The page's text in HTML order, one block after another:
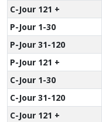
C-Jour 121 +
P-Jour 1-30
P-Jour 31-120
P-Jour 121 +
C-Jour 1-30
C-Jour 31-120
C-Jour 121 +